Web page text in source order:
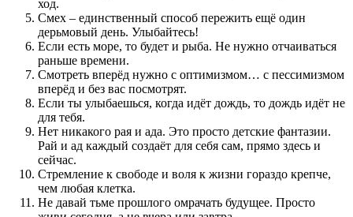
ход.
Смех – единственный способ пережить ещё один
дерьмовый день. Улыбайтесь!
Если есть море, то будет и рыба. Не нужно отчаиваться
раньше времени.
Смотреть вперёд нужно с оптимизмом… с пессимизмом
вперёд и без вас посмотрят.
Если ты улыбаешься, когда идёт дождь, то дождь идёт не
для тебя.
Нет никакого рая и ада. Это просто детские фантазии.
Рай и ад каждый создаёт для себя сам, прямо здесь и
сейчас.
Стремление к свободе и воля к жизни гораздо крепче,
чем любая клетка.
Не давай тьме прошлого омрачать будущее. Просто